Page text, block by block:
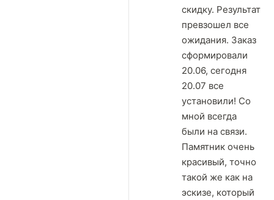
скидку. Результат
превзошел все
ожидания. Заказ
сформировали
20.06, сегодня
20.07 все
установили! Со
мной всегда
были на связи.
Памятник очень
красивый, точно
такой же как на
эскизе, который